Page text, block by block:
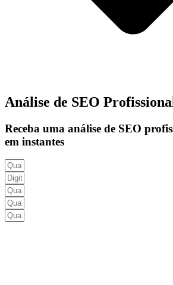
Análise de SEO
Receba uma análise de SEO
em instantes